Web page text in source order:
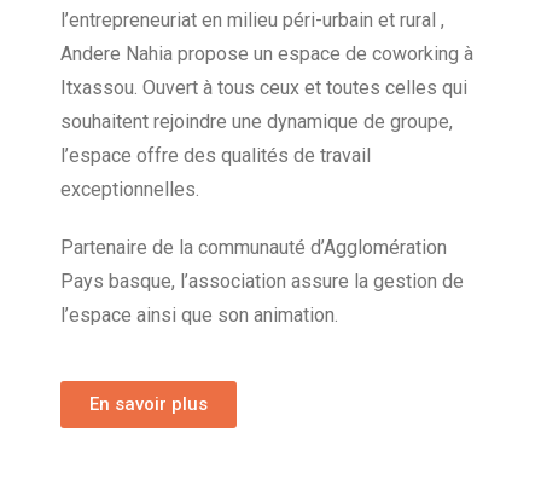
l’entrepreneuriat en milieu péri-urbain et rural ,
Andere Nahia propose un espace de coworking à
Itxassou. Ouvert à tous ceux et toutes celles qui
souhaitent rejoindre une dynamique de groupe,
l’espace offre des qualités de travail
exceptionnelles.
Partenaire de la communauté d’Agglomération
Pays basque, l’association assure la gestion de
l’espace ainsi que son animation.
En savoir plus